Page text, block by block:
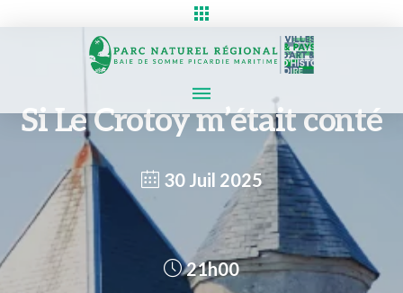
Si Le Crotoy m’était conté
30 Juil 2025
21h00